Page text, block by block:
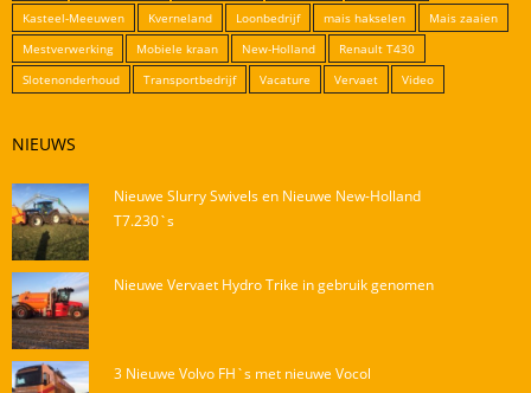
Kasteel-Meeuwen
Kverneland Loonbedrijf mais hakselen
Mais zaaien
Mestverwerking
Mobiele kraan New-Holland
Renault T430
Slotenonderhoud
Transportbedrijf Vacature Vervaet Video
NIEUWS
Nieuwe Slurry Swivels en Nieuwe New-Holland
T7.230`s
Nieuwe Vervaet Hydro Trike in gebruik genomen
3 Nieuwe Volvo FH`s met nieuwe Vocol